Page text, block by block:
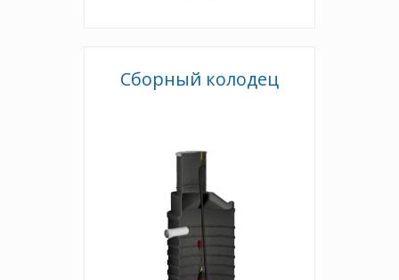
Сборный колодец